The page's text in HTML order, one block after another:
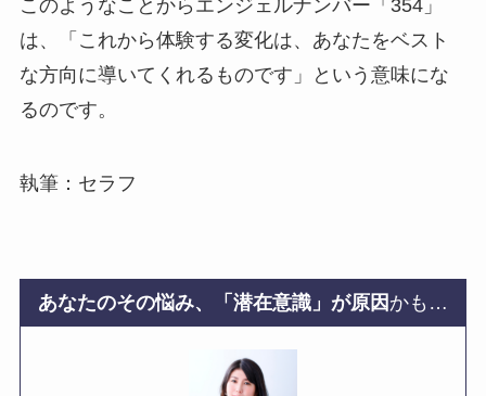
このようなことからエンジェルナンバー「354」
は、「これから体験する変化は、あなたをベスト
な方向に導いてくれるものです」という意味にな
るのです。
執筆：セラフ
あなたのその悩み、「潜在意識」が原因 かも…